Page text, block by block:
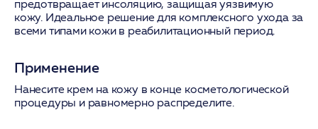
предотвращает инсоляцию, защищая уязвимую
кожу. Идеальное решение для комплексного ухода за
всеми типами кожи в реабилитационный период.
Применение
Нанесите крем на кожу в конце косметологической
процедуры и равномерно распределите.